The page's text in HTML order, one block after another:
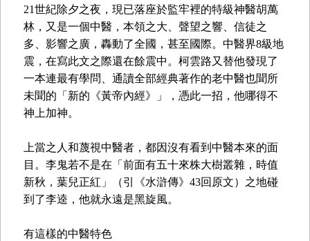
21世紀除夕之夜，現已落座於監牢裡的特級神醫胡萬
林，又是一個中醫，本領之大、聲望之響、信徒之
多、影響之廣，轟動了全國，甚至國際。中醫界8級地
震，在寫此文之際還在餘震中。柯雲路又替他發現了
一本連最有學問、通讀全部經典著作的老中醫也聞所
未聞的「新的《黃帝內經》」，憑此一招，他哪得不
神上加神。
上當之人和蔑視中醫者，都因沒有看到中醫本來的面
目。李鬼若不是在「前面有五十來株大樹叢雜，時值
新秋，葉兒正紅」（引《水滸傳》43回原文）之地碰
到了李逵，他就永遠是黑旋風。
有這樣的中醫特色